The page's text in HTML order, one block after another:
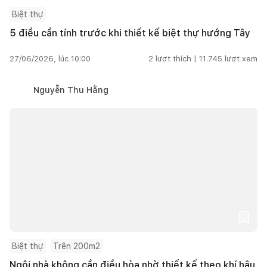
Biệt thự
5 điều cần tính trước khi thiết kế biệt thự hướng Tây
27/06/2026, lúc 10:00 2 lượt thích | 11.745 lượt xem
Nguyễn Thu Hằng
Biệt thự Trên 200m2